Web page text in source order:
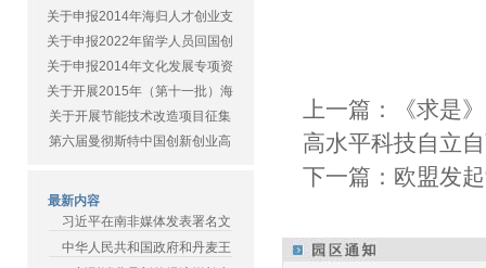
关于申报2014年海归人才创业支
关于申报2022年留学人员回国创
关于申报2014年文化发展专项资
关于开展2015年（第十一批）海
关于开展节能技术改造项目征集
第六届曼彻斯特中国创新创业高
最新内容
习近平在南非媒体发表署名文
中华人民共和国政府和丹麦王
上一篇：
《求是
高水平科技自立
下一篇： 欧盟发